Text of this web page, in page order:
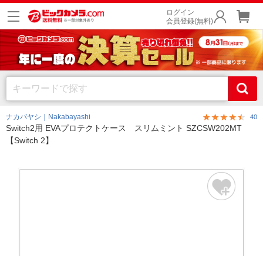
ログイン
会員登録(無料)
ナカバヤシ｜Nakabayashi 40
Switch2用 EVAプロテクトケース スリムミント SZCSW202MT
【Switch 2】